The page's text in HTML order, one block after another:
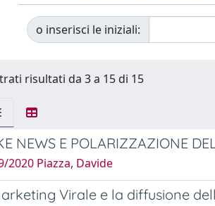
o inserisci le iniziali:
risultati da 3 a 15 di 15
NEWS E POLARIZZAZIONE
2020 Piazza, Davide
Virale e la diffusione